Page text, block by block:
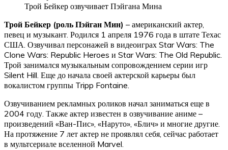
Трой Бейкер озвучивает Пэйгана Мина
Трой Бейкер (роль Пэйган Мин) – американский актер,
певец и музыкант. Родился 1 апреля 1976 года в штате Техас
США. Озвучивал персонажей в видеоиграх Star Wars: The
Clone Wars: Republic Heroes и Star Wars: The Old Republic.
Трой занимался музыкальным сопровождением серии игр
Silent Hill. Еще до начала своей актерской карьеры был
вокалистом группы Tripp Fontaine.
Озвучиванием рекламных роликов начал заниматься еще в
2004 году. Также актер известен в озвучивание аниме –
произведений «Ван-Пис», «Наруто», «Блич» и многие другие.
На протяжение 7 лет актер не проявлял себя, сейчас работает
в мультсериале вселенной Marvel.